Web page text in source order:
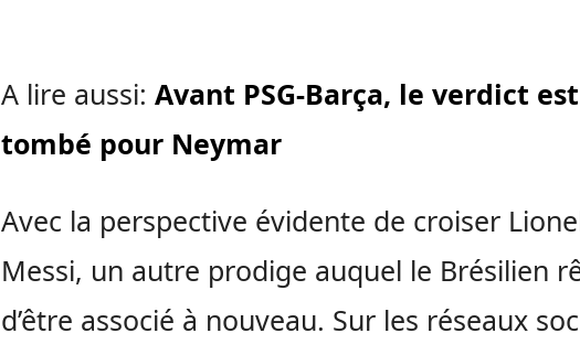
A lire aussi: Avant PSG-Barça, le verdict est
tombé pour Neymar
Avec la perspective évidente de croiser
Messi, un autre prodige auquel le Brésilien
d’être associé à nouveau. Sur les réseaux